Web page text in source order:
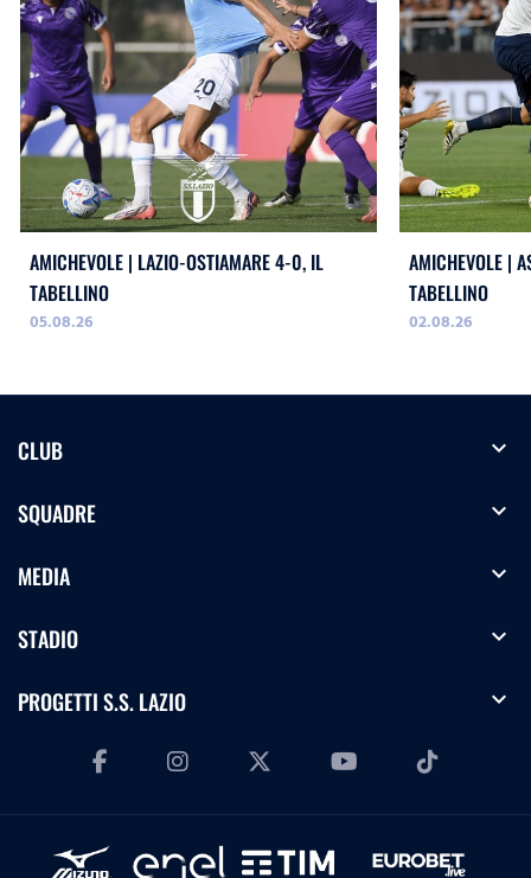
AMICHEVOLE | LAZIO-OSTIAMARE 4-0, IL
TABELLINO
05.08.26
AMICHEVOLE |
TABELLINO
02.08.26
CLUB expand_more
SQUADRE expand_more
MEDIA expand_more
STADIO expand_more
PROGETTI S.S. LAZIO expand_more